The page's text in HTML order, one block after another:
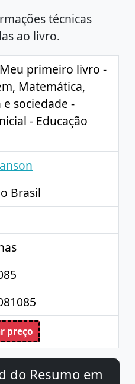
técnicas
ao livro.
primeiro livro -
Matemática,
sociedade -
- Educação
Brasil
preço
do Resumo em